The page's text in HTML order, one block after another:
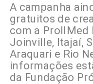
A campanha
gratuitos de
com a ProllMed
Joinville, Itajaí,
Araquari e Rio
informações
da Fundação